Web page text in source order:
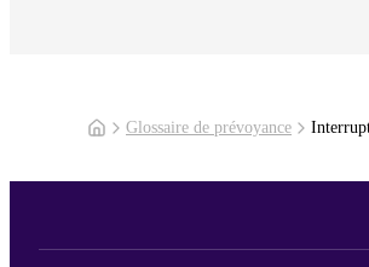
Glossaire de prévoyance